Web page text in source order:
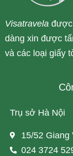
Visatravela
dàng xin được
và các loại giấy
Trụ sở Hà Nội
15/52 Giang
024 3724